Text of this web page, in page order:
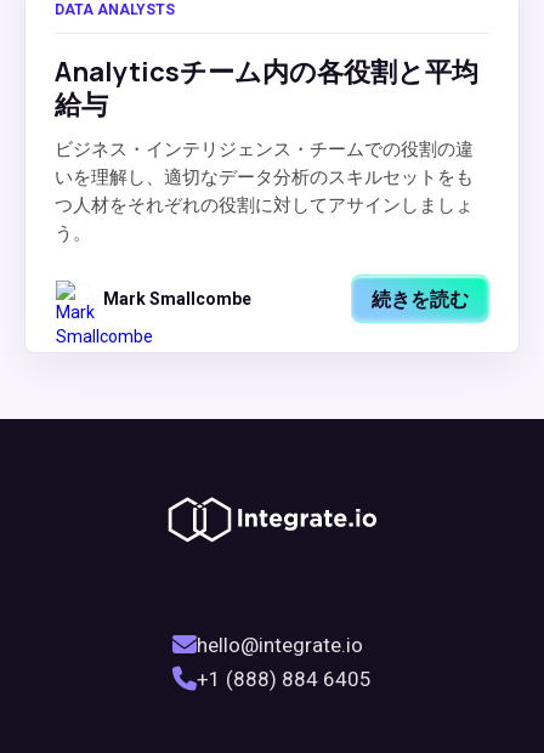
DATA ANALYSTS
Analyticsチーム内の各役割と平均
給与
ビジネス・インテリジェンス・チームでの役割の違
いを理解し、適切なデータ分析のスキルセットをも
つ人材をそれぞれの役割に対してアサインしましょ
う。
Mark Smallcombe 続きを読む
hello@integrate.io
+1 (888) 884 6405